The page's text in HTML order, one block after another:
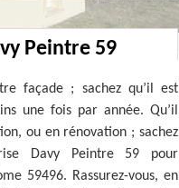
Peintre 59
façade ; sachez qu’il est
une fois par année. Qu’il
ou en rénovation ; sachez
Davy Peintre 59 pour
59496. Rassurez-vous, en